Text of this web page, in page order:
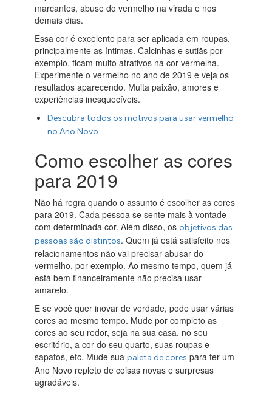
marcantes, abuse do vermelho na virada e nos
demais dias.
Essa cor é excelente para ser aplicada em roupas,
principalmente as íntimas. Calcinhas e sutiãs por
exemplo, ficam muito atrativos na cor vermelha.
Experimente o vermelho no ano de 2019 e veja os
resultados aparecendo. Muita paixão, amores e
experiências inesquecíveis.
Descubra todos os motivos para usar vermelho
no Ano Novo
Como escolher as cores
para 2019
Não há regra quando o assunto é escolher as cores
para 2019. Cada pessoa se sente mais à vontade
com determinada cor. Além disso, osobjetivos das
pessoas são distintos. Quem já está satisfeito nos
relacionamentos não vai precisar abusar do
vermelho, por exemplo. Ao mesmo tempo, quem já
está bem financeiramente não precisa usar
amarelo.
E se você quer inovar de verdade, pode usar várias
cores ao mesmo tempo. Mude por completo as
cores ao seu redor, seja na sua casa, no seu
escritório, a cor do seu quarto, suas roupas e
sapatos, etc. Mude suapaleta de cores para ter um
Ano Novo repleto de coisas novas e surpresas
agradáveis.